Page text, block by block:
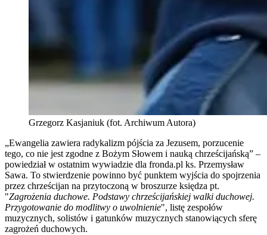
Grzegorz Kasjaniuk (fot. Archiwum Autora)
„Ewangelia zawiera radykalizm pójścia za Jezusem, porzucenie
tego, co nie jest zgodne z Bożym Słowem i nauką chrześcijańską” –
powiedział w ostatnim wywiadzie dla fronda.pl ks. Przemysław
Sawa. To stwierdzenie powinno być punktem wyjścia do spojrzenia
przez chrześcijan na przytoczoną w broszurze księdza pt.
"Zagrożenia duchowe. Podstawy chrześcijańskiej walki duchowej.
Przygotowanie do modlitwy o uwolnienie", listę zespołów
muzycznych, solistów i gatunków muzycznych stanowiących sferę
zagrożeń duchowych.